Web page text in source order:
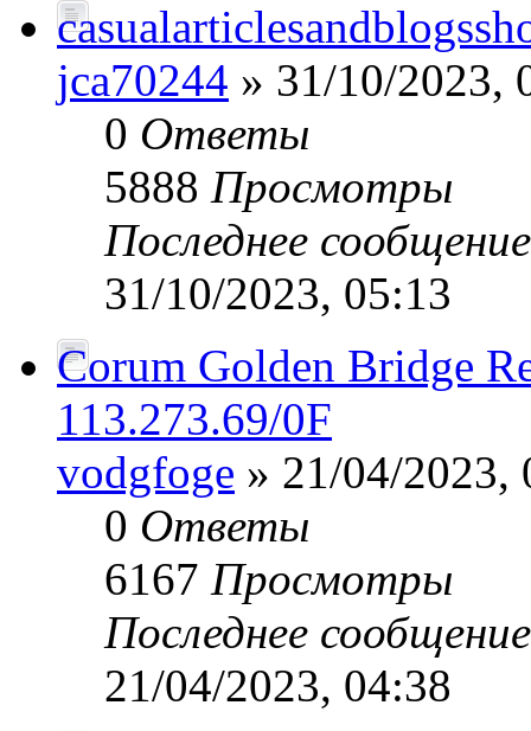
jca70244 » 31/10/2023,
0 Ответы
5888 Просмотры
Последнее
31/10/2023, 05:13
Corum Golden Bridge
113.273.69/0F
vodgfoge » 21/04/2023,
0 Ответы
6167 Просмотры
Последнее
21/04/2023, 04:38